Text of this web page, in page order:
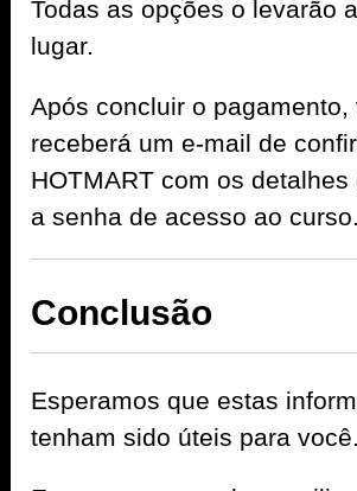
Todas as opções o levarão
lugar.
Após concluir o pagamento,
receberá um e-mail de
HOTMART com os detalhes
a senha de acesso ao curso.
Conclusão
Esperamos que estas
tenham sido úteis para você.